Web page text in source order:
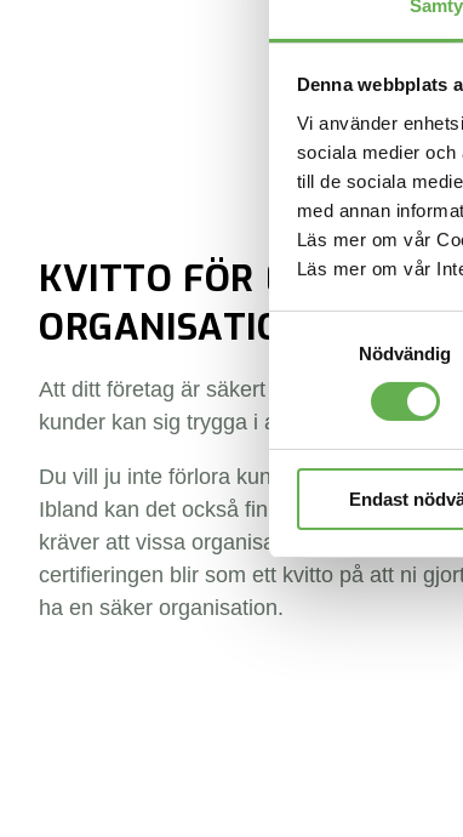
Denna webbplats
Vi använder
sociala medier och
till de sociala
med annan
Läs mer om vår
Läs mer om vår
Samtyckesval
Nödvändig
Endast
KVITTO FÖR EN SÄKER
ORGANISATION
Att ditt företag är säkert gynnar inte bara dig
kunder kan sig trygga i att ni har hög
Du vill ju inte förlora kunder på grund av
Ibland kan det också finnas externa krav
kräver att vissa organisationer behöver
certifieringen blir som ett kvitto på att ni
ha en säker organisation.